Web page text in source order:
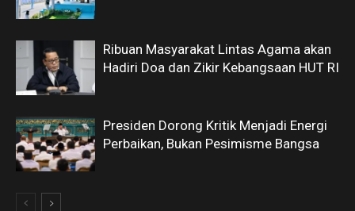
Ribuan Masyarakat Lintas Agama akan
Hadiri Doa dan Zikir Kebangsaan HUT RI
Presiden Dorong Kritik Menjadi Energi
Perbaikan, Bukan Pesimisme Bangsa